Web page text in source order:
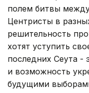
полем битвы
Центристы в
решительность
хотят уступить
последних Сеута -
и возможность
будущими